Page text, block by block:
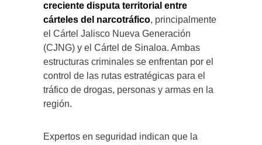
creciente disputa territorial entre
cárteles del narcotráfico, principalmente
el Cártel Jalisco Nueva Generación
(CJNG) y el Cártel de Sinaloa. Ambas
estructuras criminales se enfrentan por el
control de las rutas estratégicas para el
tráfico de drogas, personas y armas en la
región.
Expertos en seguridad indican que la